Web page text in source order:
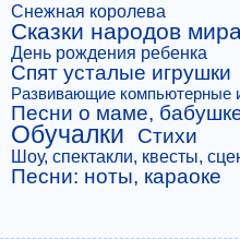
Снежная королева
Сказки народов
День рождения ребенка
Спят усталые игрушки
Развивающие компьютерные
Песни о маме,
Обучалки Стихи
Шоу, спектакли, квесты,
Песни: ноты, караоке